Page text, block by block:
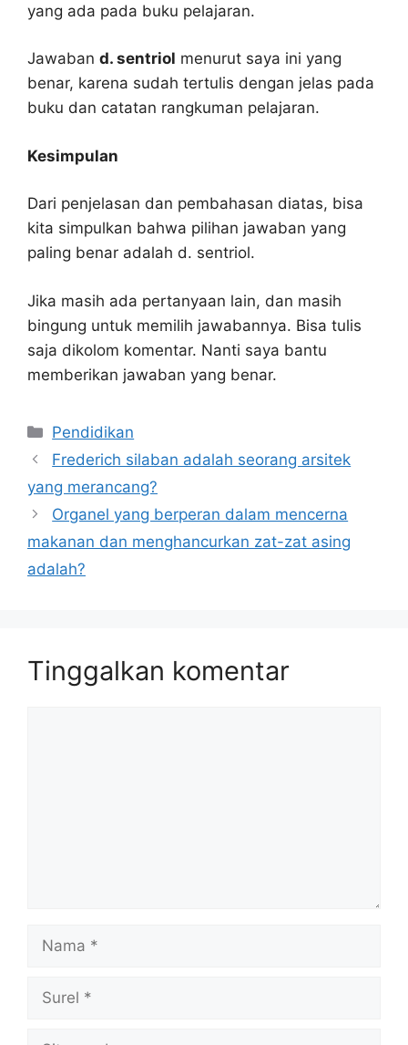
yang ada pada buku pelajaran.
Jawaban d. sentriol menurut saya ini yang
benar, karena sudah tertulis dengan jelas pada
buku dan catatan rangkuman pelajaran.
Kesimpulan
Dari penjelasan dan pembahasan diatas, bisa
kita simpulkan bahwa pilihan jawaban yang
paling benar adalah d. sentriol.
Jika masih ada pertanyaan lain, dan masih
bingung untuk memilih jawabannya. Bisa tulis
saja dikolom komentar. Nanti saya bantu
memberikan jawaban yang benar.
Kategori
Pendidikan
Frederich silaban adalah seorang arsitek
yang merancang?
Organel yang berperan dalam mencerna
makanan dan menghancurkan zat-zat asing
adalah?
Tinggalkan komentar